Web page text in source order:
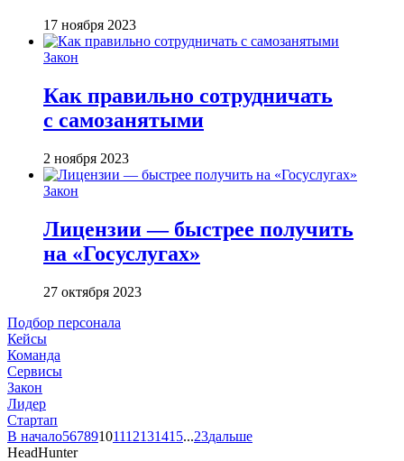
17 ноября 2023
Закон
Как правильно сотрудничать
с самозанятыми
2 ноября 2023
Закон
Лицензии — быстрее получить
на «Госуслугах»
27 октября 2023
Подбор персонала
Кейсы
Команда
Сервисы
Закон
Лидер
Стартап
В начало56789101112131415...23дальше
HeadHunter